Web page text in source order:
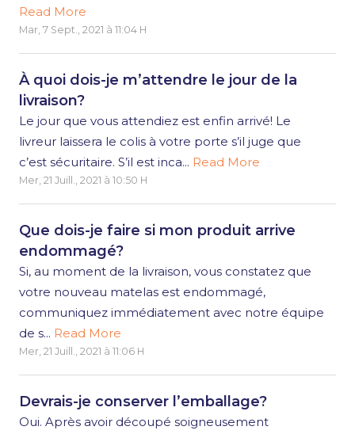
Read More
Mar, 7 Sept., 2021 à 11:04 H
À quoi dois-je m’attendre le jour de la
livraison?
Le jour que vous attendiez est enfin arrivé! Le
livreur laissera le colis à votre porte s’il juge que
c’est sécuritaire. S’il est inca... Read More
Mer, 21 Juill., 2021 à 10:50 H
Que dois-je faire si mon produit arrive
endommagé?
Si, au moment de la livraison, vous constatez que
votre nouveau matelas est endommagé,
communiquez immédiatement avec notre équipe
de s... Read More
Mer, 21 Juill., 2021 à 11:06 H
Devrais-je conserver l’emballage?
Oui. Après avoir découpé soigneusement